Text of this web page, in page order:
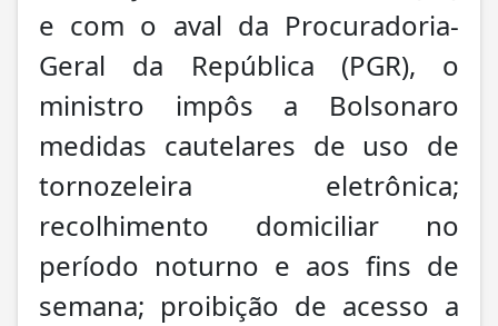
e com o aval da Procuradoria-
Geral da República (PGR), o
ministro impôs a Bolsonaro
medidas cautelares de uso de
tornozeleira eletrônica;
recolhimento domiciliar no
período noturno e aos fins de
semana; proibição de acesso a